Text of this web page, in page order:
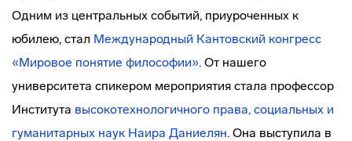
Одним из центральных событий, приуроченных к
юбилею, стал Международный Кантовский конгресс
«Мировое понятие философии». От нашего
университета спикером мероприятия стала профессор
Института высокотехнологичного права, социальных и
гуманитарных наук Наира Даниелян. Она выступила в